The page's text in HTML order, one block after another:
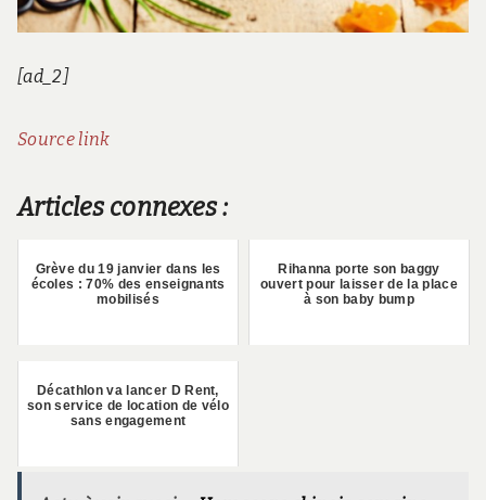
[ad_2]
Source link
Articles connexes :
Grève du 19 janvier dans les
écoles : 70% des enseignants
mobilisés
Rihanna porte son baggy
ouvert pour laisser de la place
à son baby bump
Décathlon va lancer D Rent,
son service de location de vélo
sans engagement